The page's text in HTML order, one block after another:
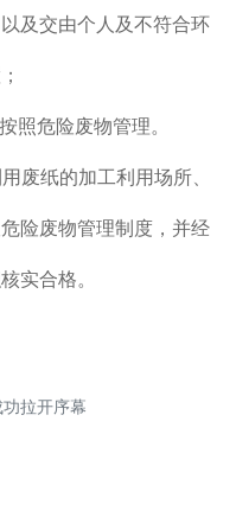
及交由个人及不符合环
危险废物管理。
纸的加工利用场所、
险废物管理制度，并经
实合格。
拉开序幕